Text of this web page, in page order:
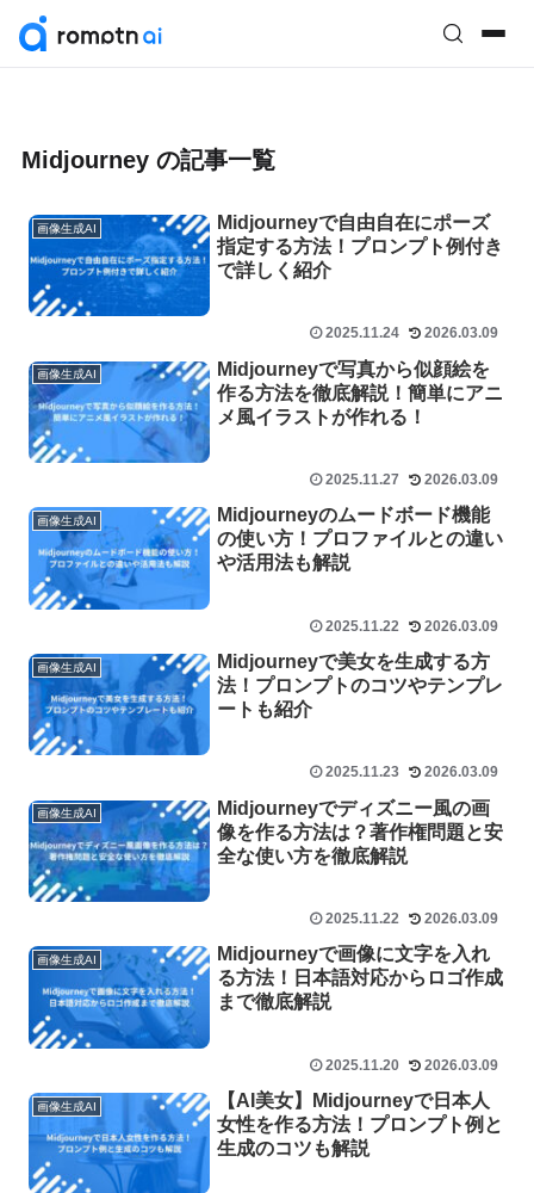
Midjourney の記事一覧
画像生成AI
Midjourneyで自由自在にポーズ
指定する方法！プロンプト例付き
で詳しく紹介
2025.11.24 2026.03.09
画像生成AI
Midjourneyで写真から似顔絵を
作る方法を徹底解説！簡単にアニ
メ風イラストが作れる！
2025.11.27 2026.03.09
画像生成AI
Midjourneyのムードボード機能
の使い方！プロファイルとの違い
や活用法も解説
2025.11.22 2026.03.09
画像生成AI
Midjourneyで美女を生成する方
法！プロンプトのコツやテンプレ
ートも紹介
2025.11.23 2026.03.09
画像生成AI
Midjourneyでディズニー風の画
像を作る方法は？著作権問題と安
全な使い方を徹底解説
2025.11.22 2026.03.09
画像生成AI
Midjourneyで画像に文字を入れ
る方法！日本語対応からロゴ作成
まで徹底解説
2025.11.20 2026.03.09
画像生成AI
【AI美女】Midjourneyで日本人
女性を作る方法！プロンプト例と
生成のコツも解説